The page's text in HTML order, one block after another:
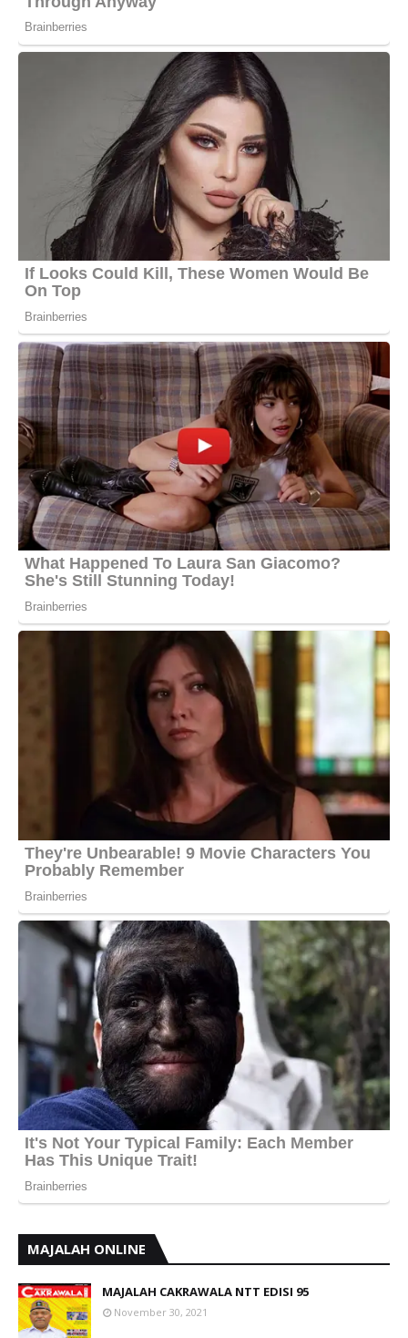
MAJALAH ONLINE
MAJALAH CAKRAWALA NTT EDISI 95
November 30, 2021